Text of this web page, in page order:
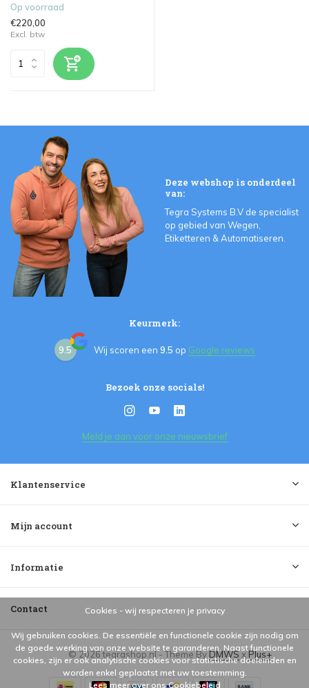
Op voorraad
€220,00
Excl. btw
Deze webshop is onderdeel
van:
Tegra Systems B.V de specialist
op gebied van Wegen,
Etiketteren & Automatiseren.
Keurmerk:
9.5 Wij scoren een 9.5 op Google reviews
Bezoek onze socials!
Meld je aan voor onze nieuwsbrief
Klantenservice
Mijn account
Informatie
Contact
© 2026 tegrashop.nl - Theme ByDMWSxPlus+
Cookies - wij respecteren je privacy
Wij gebruiken cookies. De essentiële en functionele cookie zijn nodig om
de goede werking van onze website te garanderen. Naast functionele
cookies, zijn er ook analytische cookies voor statistische doeleinden en
worden enkel geplaatst met uw toestemming.
Lees meer over ons Cookiebeleid